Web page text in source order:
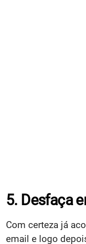
5. Desfaça
Com certeza já
email e logo